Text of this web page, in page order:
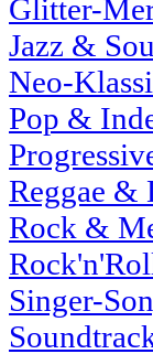
Glitter-
Jazz &
Neo-
Pop &
Reggae &
Rock &
Singer-